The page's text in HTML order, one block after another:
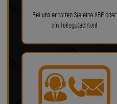
Bei uns erhalten Sie eine ABE oder
ein Teilegutachten!